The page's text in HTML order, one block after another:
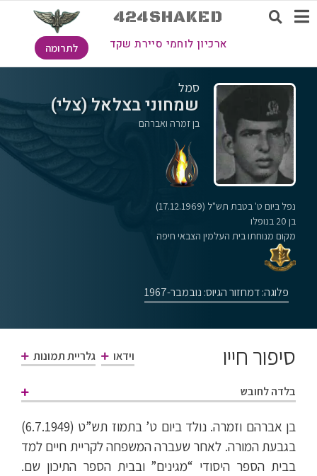
424SHAKED
ארכיון לוחמי סיירת שקד לתרומה
סמל
שמחוני בצלאל (צלי)
בן זמרה ואברהם
נפל ביום ט' בטבת תש"ל (17.12.1969)
בן 20 בנופלו
מקום מנוחתו בית העלמין הצבאי חיפה
פלוגה: דמחזור הגיוס: נובמבר-1967
סיפור חייו גלריית תמונות וידאו
בלדה לחובש
בן אברהם וזמרה. נולד ביום ט’ בתמוז תש”ט (6.7.1949)
בגבעת המורה. לאחר שעברה המשפחה לקריית חיים למד
בבית הספר היסודי “מגינים” ובבית הספר התיכון שם.